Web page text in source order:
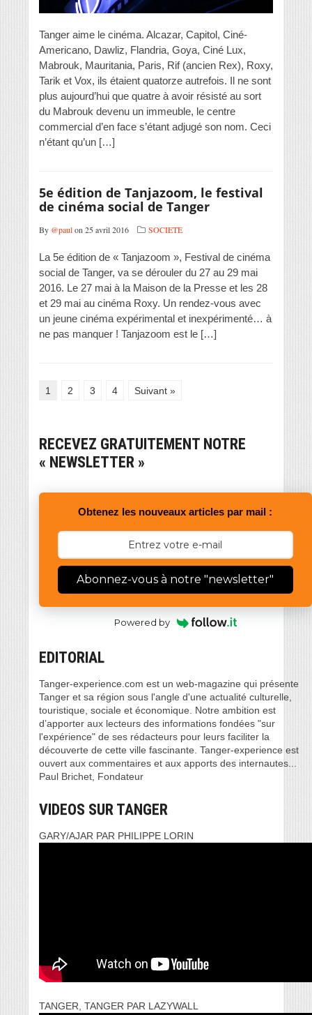
Tanger aime le cinéma. Alcazar, Capitol, Ciné-
Americano, Dawliz, Flandria, Goya, Ciné Lux,
Mabrouk, Mauritania, Paris, Rif (ancien Rex), Roxy,
Tarik et Vox, ils étaient quatorze autrefois. Il ne sont
plus aujourd’hui que quatre à avoir résisté au sort
du Mabrouk devenu un immeuble, le centre
commercial d’en face s’étant adjugé son nom. Ceci
n’étant qu’un […]
5e édition de Tanjazoom, le festival
de cinéma social de Tanger
By @paulon 25 avril 2016 SOCIETE
La 5e édition de « Tanjazoom », Festival de cinéma
social de Tanger, va se dérouler du 27 au 29 mai
2016. Le 27 mai à la Maison de la Presse et les 28
et 29 mai au cinéma Roxy. Un rendez-vous avec
un jeune cinéma expérimental et inexpérimenté… à
ne pas manquer ! Tanjazoom est le […]
1 2 3 4 Suivant »
RECEVEZ GRATUITEMENT NOTRE
« NEWSLETTER »
Obtenez les nouveaux articles par mail :
Abonnez-vous à notre "newsletter"
Powered by
EDITORIAL
Tanger-experience.com est un web-magazine qui présente
Tanger et sa région sous l'angle d'une actualité culturelle,
touristique, sociale et économique. Notre ambition est
d’apporter aux lecteurs des informations fondées "sur
l'expérience" de ses rédacteurs pour leurs faciliter la
découverte de cette ville fascinante. Tanger-experience est
ouvert aux commentaires et aux apports des internautes...
Paul Brichet, Fondateur
VIDEOS SUR TANGER
GARY/AJAR PAR PHILIPPE LORIN
TANGER, TANGER PAR LAZYWALL